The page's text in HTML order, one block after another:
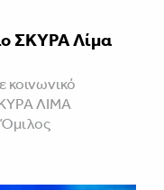
ΣΚΥΡΑ Λίμα
κοινωνικό
ΛΙΜΑ